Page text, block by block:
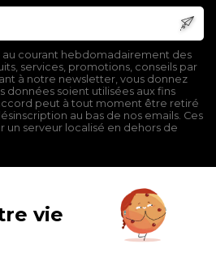
au courant hebdomadairement des
services, promotions, conseils par
à notre newsletter, vous donnez
soient utilisées aux fins
peut à tout moment être retiré
au bas de nos emails. Ces
un serveur localisé en dehors de